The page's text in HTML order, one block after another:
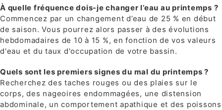
À quelle fréquence dois-je changer l’eau au printemps ?
Commencez par un changement d’eau de 25 % en début
de saison. Vous pourrez alors passer à des évolutions
hebdomadaires de 10 à 15 %, en fonction de vos valeurs
d'eau et du taux d'occupation de votre bassin.
Quels sont les premiers signes du mal du printemps ?
Recherchez des taches rouges ou des plaies sur le
corps, des nageoires endommagées, une distension
abdominale, un comportement apathique et des poissons